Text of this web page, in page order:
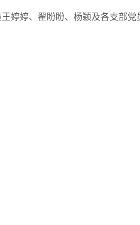
婷婷、翟盼盼、杨颖及各支部党